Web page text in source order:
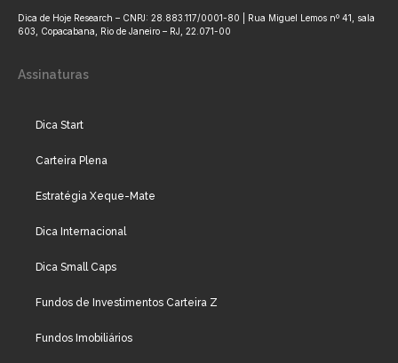
Dica de Hoje Research – CNPJ: 28.883.117/0001-80 | Rua Miguel Lemos nº 41, sala
603, Copacabana, Rio de Janeiro – RJ, 22.071-00
Assinaturas
Dica Start
Carteira Plena
Estratégia Xeque-Mate
Dica Internacional
Dica Small Caps
Fundos de Investimentos Carteira Z
Fundos Imobiliários